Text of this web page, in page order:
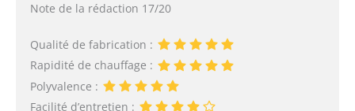
Note de la rédaction 17/20
Qualité de fabrication :
Rapidité de chauffage :
Polyvalence :
Facilité d’entretien :